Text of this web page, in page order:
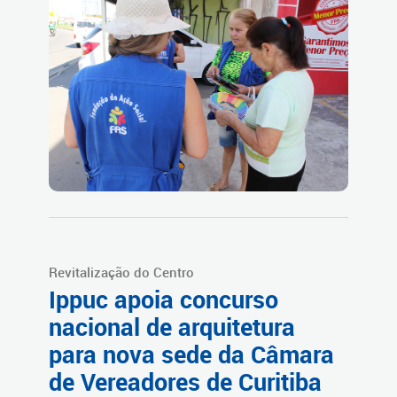
Revitalização do Centro
Ippuc apoia concurso
nacional de arquitetura
para nova sede da Câmara
de Vereadores de Curitiba